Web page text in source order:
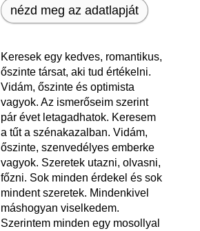
nézd meg az adatlapját
Keresek egy kedves, romantikus,
őszinte társat, aki tud értékelni.
Vidám, őszinte és optimista
vagyok. Az ismerőseim szerint
pár évet letagadhatok. Keresem
a tűt a szénakazalban. Vidám,
őszinte, szenvedélyes emberke
vagyok. Szeretek utazni, olvasni,
főzni. Sok minden érdekel és sok
mindent szeretek. Mindenkivel
máshogyan viselkedem.
Szerintem minden egy mosollyal